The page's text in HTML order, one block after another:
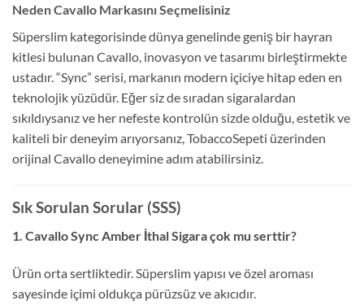
Neden Cavallo Markasını Seçmelisiniz
Süperslim kategorisinde dünya genelinde geniş bir hayran
kitlesi bulunan Cavallo, inovasyon ve tasarımı birleştirmekte
ustadır. “Sync” serisi, markanın modern içiciye hitap eden en
teknolojik yüzüdür. Eğer siz de sıradan sigaralardan
sıkıldıysanız ve her nefeste kontrolün sizde olduğu, estetik ve
kaliteli bir deneyim arıyorsanız, TobaccoSepeti üzerinden
orijinal Cavallo deneyimine adım atabilirsiniz.
Sık Sorulan Sorular (SSS)
1. Cavallo Sync Amber İthal Sigara çok mu serttir?
Ürün orta sertliktedir. Süperslim yapısı ve özel aroması
sayesinde içimi oldukça pürüzsüz ve akıcıdır.